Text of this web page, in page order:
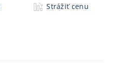
Strážiť cenu